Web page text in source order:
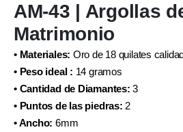
AM-43 | Argollas
Matrimonio
• Materiales: Oro de 18 quilates
• Peso ideal : 14 gramos
• Cantidad de Diamantes: 3
• Puntos de las piedras: 2
• Ancho: 6mm